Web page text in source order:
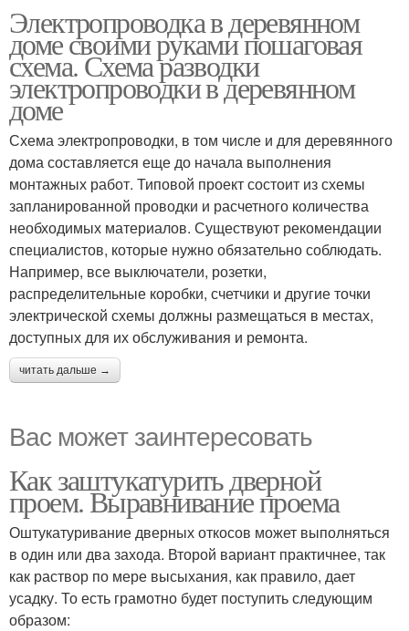
Электропроводка в деревянном
доме своими руками пошаговая
схема. Схема разводки
электропроводки в деревянном
доме
Схема электропроводки, в том числе и для деревянного
дома составляется еще до начала выполнения
монтажных работ. Типовой проект состоит из схемы
запланированной проводки и расчетного количества
необходимых материалов. Существуют рекомендации
специалистов, которые нужно обязательно соблюдать.
Например, все выключатели, розетки,
распределительные коробки, счетчики и другие точки
электрической схемы должны размещаться в местах,
доступных для их обслуживания и ремонта.
читать дальше →
Вас может заинтересовать
Как заштукатурить дверной
проем. Выравнивание проема
Оштукатуривание дверных откосов может выполняться
в один или два захода. Второй вариант практичнее, так
как раствор по мере высыхания, как правило, дает
усадку. То есть грамотно будет поступить следующим
образом: